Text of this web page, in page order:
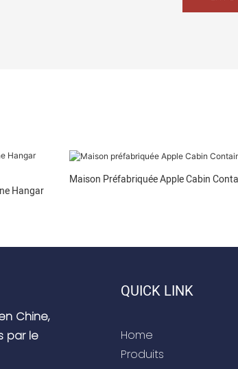
Hangar
Maison Préfabriquée Apple Cabin
Chine,
par le
QUICK LINK
Home
Produits